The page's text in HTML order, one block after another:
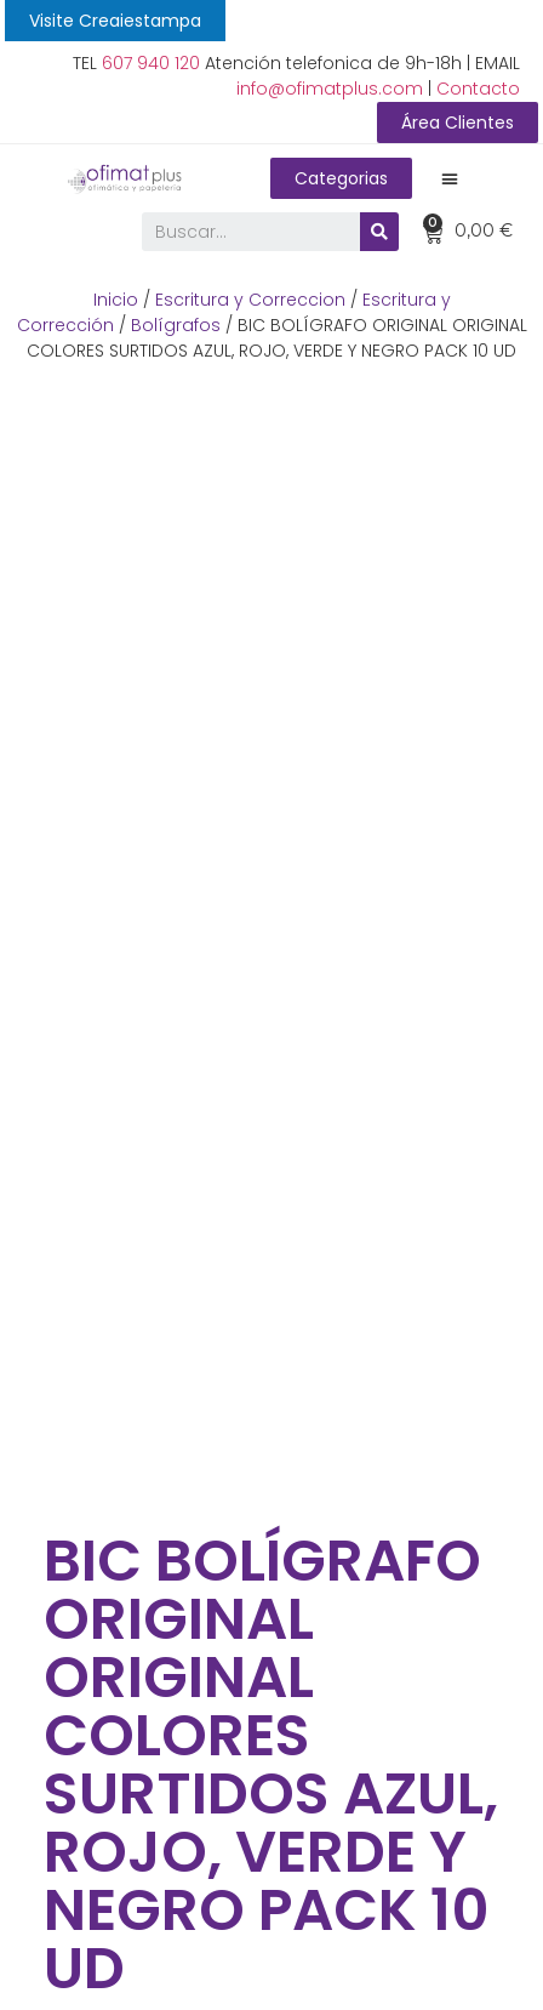
Visite Creaiestampa
TEL 607 940 120 Atención telefonica de 9h-18h | EMAIL
info@ofimatplus.com
Contacto
Área Clientes
Categorias
0,00€
0
Inicio / Escritura y Correccion / Escritura y
Corrección / Bolígrafos / BIC BOLÍGRAFO ORIGINAL ORIGINAL
COLORES SURTIDOS AZUL, ROJO, VERDE Y NEGRO PACK 10 UD
BIC BOLÍGRAFO
ORIGINAL
ORIGINAL
COLORES
SURTIDOS AZUL,
ROJO, VERDE Y
NEGRO PACK 10
UD